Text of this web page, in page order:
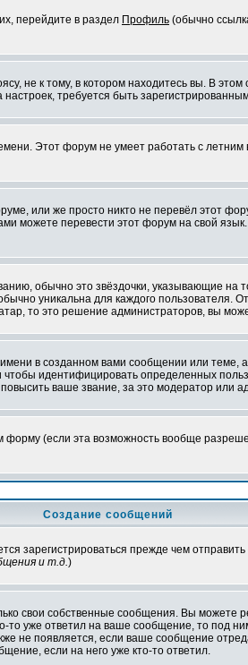
перейдите в раздел Профиль (обычно
не к тому, в котором находитесь вы. В
требуется быть
Этот форум не умеет работать с
или же просто никто не перевёл этот
можете перевести этот форум на свой
обычно это звёздочки, указывающие
уникальна для каждого пользователя.
то это решение администраторов, вы
в созданном вами сообщении или теме,
идентифицировать определенных
ваше звание, за это модератор или
(если эта возможность вообще
Создание сообщений
зарегистрироваться прежде чем
и т.д.)
свои собственные сообщения. Вы можете
уже ответил на ваше сообщение, то под
не появляется, если ваше сообщение
если на него уже кто-то ответил.